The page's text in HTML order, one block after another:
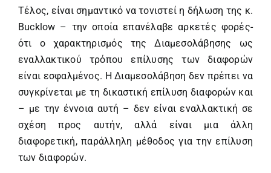
Τέλος, είναι σημαντικό να τονιστεί η δήλωση της κ.
Bucklow – την οποία επανέλαβε αρκετές φορές-
ότι ο χαρακτηρισμός της Διαμεσολάβησης ως
εναλλακτικού τρόπου επίλυσης των διαφορών
είναι εσφαλμένος. Η Διαμεσολάβηση δεν πρέπει να
συγκρίνεται με τη δικαστική επίλυση διαφορών και
– με την έννοια αυτή – δεν είναι εναλλακτική σε
σχέση προς αυτήν, αλλά είναι μια άλλη
διαφορετική, παράλληλη μέθοδος για την επίλυση
των διαφορών.